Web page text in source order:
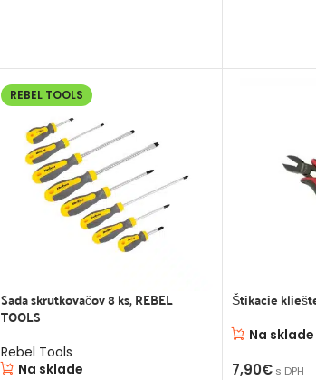
REBEL TOOLS
Sada skrutkovačov 8 ks, REBEL
TOOLS
Rebel Tools
Na sklade
Štikacie
Na sklade
7,90€ s DPH